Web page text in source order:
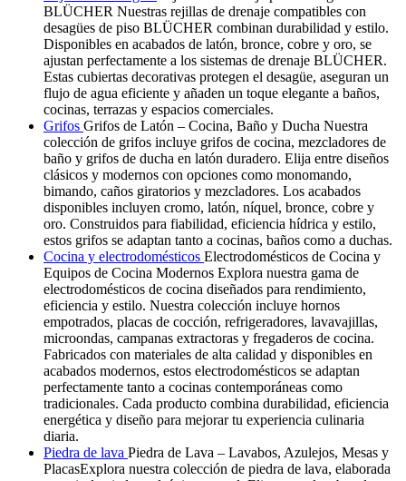
BLÜCHER Nuestras rejillas de drenaje compatibles con
desagües de piso BLÜCHER combinan durabilidad y estilo.
Disponibles en acabados de latón, bronce, cobre y oro, se
ajustan perfectamente a los sistemas de drenaje BLÜCHER.
Estas cubiertas decorativas protegen el desagüe, aseguran un
flujo de agua eficiente y añaden un toque elegante a baños,
cocinas, terrazas y espacios comerciales.
Grifos Grifos de Latón – Cocina, Baño y Ducha Nuestra
colección de grifos incluye grifos de cocina, mezcladores de
baño y grifos de ducha en latón duradero. Elija entre diseños
clásicos y modernos con opciones como monomando,
bimando, caños giratorios y mezcladores. Los acabados
disponibles incluyen cromo, latón, níquel, bronce, cobre y
oro. Construidos para fiabilidad, eficiencia hídrica y estilo,
estos grifos se adaptan tanto a cocinas, baños como a duchas.
Cocina y electrodomésticos Electrodomésticos de Cocina y
Equipos de Cocina Modernos Explora nuestra gama de
electrodomésticos de cocina diseñados para rendimiento,
eficiencia y estilo. Nuestra colección incluye hornos
empotrados, placas de cocción, refrigeradores, lavavajillas,
microondas, campanas extractoras y fregaderos de cocina.
Fabricados con materiales de alta calidad y disponibles en
acabados modernos, estos electrodomésticos se adaptan
perfectamente tanto a cocinas contemporáneas como
tradicionales. Cada producto combina durabilidad, eficiencia
energética y diseño para mejorar tu experiencia culinaria
diaria.
Piedra de lava Piedra de Lava – Lavabos, Azulejos, Mesas y
PlacasExplora nuestra colección de piedra de lava, elaborada